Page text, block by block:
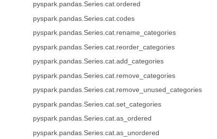
pyspark.pandas.Series.cat.ordered
pyspark.pandas.Series.cat.codes
pyspark.pandas.Series.cat.rename_categories
pyspark.pandas.Series.cat.reorder_categories
pyspark.pandas.Series.cat.add_categories
pyspark.pandas.Series.cat.remove_categories
pyspark.pandas.Series.cat.remove_unused_categories
pyspark.pandas.Series.cat.set_categories
pyspark.pandas.Series.cat.as_ordered
pyspark.pandas.Series.cat.as_unordered